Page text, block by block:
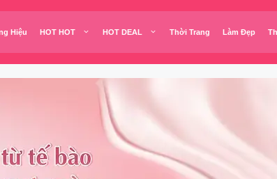
Hiệu HOT HOT HOT DEAL Thời Trang Làm Đẹp